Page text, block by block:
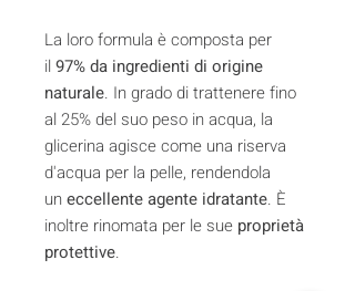
La loro formula è composta per
il97% da ingredienti di origine
naturale. In grado di trattenere fino
al 25% del suo peso in acqua, la
glicerina agisce come una riserva
d'acqua per la pelle, rendendola
uneccellente agente idratante. È
inoltre rinomata per le sue proprietà
protettive.